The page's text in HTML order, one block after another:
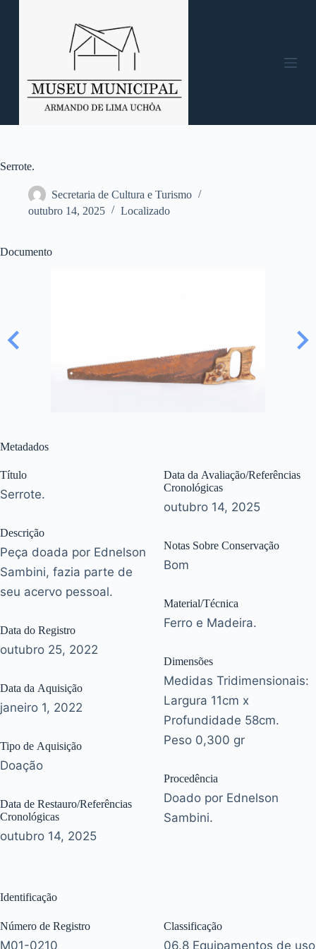
o
n
Serrote.
Secretaria de Cultura e Turismo
outubro 14, 2025
Localizado
Documento
Metadados
Título
Serrote.
Descrição
Peça doada por Ednelson
Sambini, fazia parte de
seu acervo pessoal.
Data do Registro
outubro 25, 2022
Data da Aquisição
janeiro 1, 2022
Tipo de Aquisição
Doação
Data de Restauro/Referências
Cronológicas
outubro 14, 2025
Data da Avaliação/Referências
Cronológicas
outubro 14, 2025
Notas Sobre Conservação
Bom
Material/Técnica
Ferro e Madeira.
Dimensões
Medidas Tridimensionais:
Largura 11cm x
Profundidade 58cm.
Peso 0,300 gr
Procedência
Doado por Ednelson
Sambini.
Identificação
Número de Registro
M01-0210
Classificação
06.8 Equipamentos de uso